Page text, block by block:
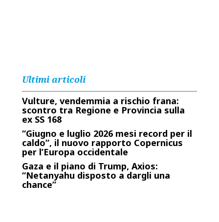
Ultimi articoli
Vulture, vendemmia a rischio frana:
scontro tra Regione e Provincia sulla
ex SS 168
“Giugno e luglio 2026 mesi record per il
caldo”, il nuovo rapporto Copernicus
per l’Europa occidentale
Gaza e il piano di Trump, Axios:
“Netanyahu disposto a dargli una
chance”